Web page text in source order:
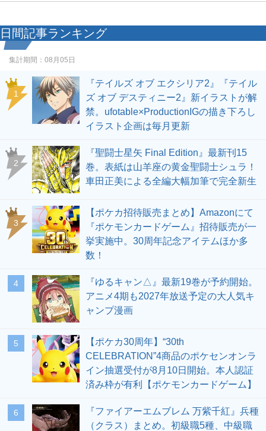
日間記事ランキング
集計期間： 08月05日
1
『テイルズ オブ エクシリア2』『テイル
ズ オブ デスティニー2』新イラストが解
禁。ufotable×ProductionIGの描き下ろし
イラスト企画は毎月更新
2
『聖闘士星矢 Final Edition』最新刊15
巻。表紙は山羊座の黄金聖闘士シュラ！
車田正美による全編大幅加筆で完全新生
3
【ポケカ招待販売まとめ】Amazonにて
『ポケモンカードゲーム』招待販売が一
挙実施中。30周年記念アイテムほか多
数！
4
『ゆるキャン△』最新19巻が予約開始。
アニメ4期も2027年放送予定の大人気キ
ャンプ漫画
5
【ポケカ30周年】“30th
CELEBRATION”4商品のポケセンオンラ
イン抽選受付が8月10日開始。本人認証
済み枠が有利【ポケモンカードゲーム】
6
『ファイアーエムブレム 万紫千紅』兵種
（クラス）まとめ。初級職5種、中級職